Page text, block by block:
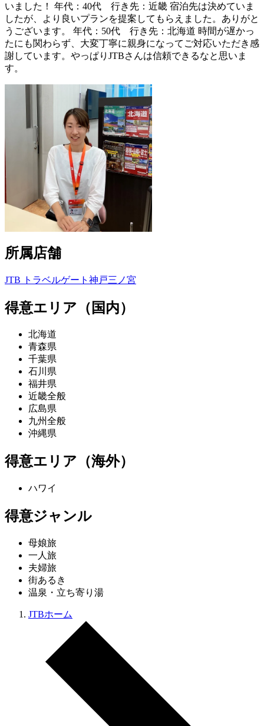
いました！ 年代：40代 行き先：近畿 宿泊先は決めていま
したが、より良いプランを提案してもらえました。ありがと
うございます。 年代：50代 行き先：北海道 時間が遅かっ
たにも関わらず、大変丁寧に親身になってご対応いただき感
謝しています。やっぱりJTBさんは信頼できるなと思いま
す。
所属店舗
JTB トラベルゲート神戸三ノ宮
得意エリア（国内）
北海道
青森県
千葉県
石川県
福井県
近畿全般
広島県
九州全般
沖縄県
得意エリア（海外）
ハワイ
得意ジャンル
母娘旅
一人旅
夫婦旅
街あるき
温泉・立ち寄り湯
JTBホーム